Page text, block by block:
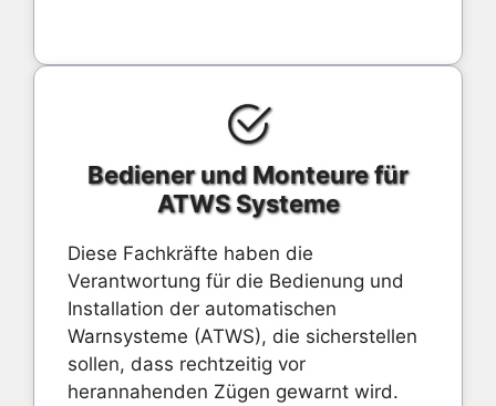
Bediener und Monteure für
ATWS Systeme
Diese Fachkräfte haben die
Verantwortung für die Bedienung und
Installation der automatischen
Warnsysteme (ATWS), die sicherstellen
sollen, dass rechtzeitig vor
herannahenden Zügen gewarnt wird.